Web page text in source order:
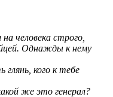
человека строго,
Однажды к нему
кого к тебе
же это генерал?